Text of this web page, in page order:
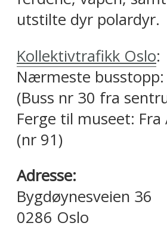
utstilte dyr polardyr.
Kollektivtrafikk Oslo:
Nærmeste busstopp:
(Buss nr 30 fra
Ferge til museet: Fra
(nr 91)
Adresse:
Bygdøynesveien 36
0286 Oslo